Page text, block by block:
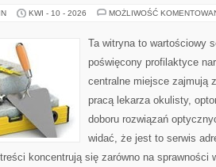
KWI - 10 - 2026 MOŻLIWOŚĆ
Ta witryna to wartościowy
poświęcony profilaktyce
centralne miejsce zajmują
pracą lekarza okulisty,
doboru rozwiązań
widać, że jest to serwis
koncentrują się zarówno na sprawności